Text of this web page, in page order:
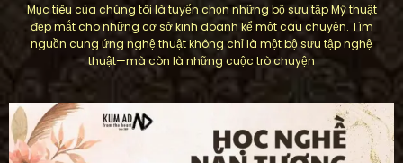
Mục tiêu của chúng tôi là tuyển chọn những bộ sưu tập Mỹ thuật
đẹp mắt cho những cơ sở kinh doanh kể một câu chuyện. Tìm
nguồn cung ứng nghệ thuật không chỉ là một bộ sưu tập nghệ
thuật—mà còn là những cuộc trò chuyện